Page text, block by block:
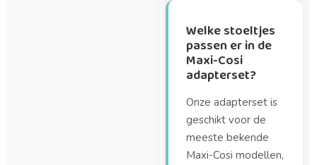
Welke stoeltjes
passen er in de
Maxi-Cosi
adapterset?
Onze adapterset is
geschikt voor de
meeste bekende
Maxi-Cosi modellen,